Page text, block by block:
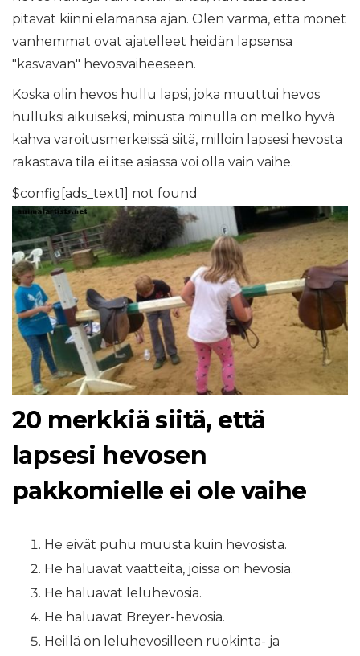
pitävät kiinni elämänsä ajan. Olen varma, että monet
vanhemmat ovat ajatelleet heidän lapsensa
"kasvavan" hevosvaiheeseen.
Koska olin hevos hullu lapsi, joka muuttui hevos
hulluksi aikuiseksi, minusta minulla on melko hyvä
kahva varoitusmerkeissä siitä, milloin lapsesi hevosta
rakastava tila ei itse asiassa voi olla vain vaihe.
$config[ads_text1] not found
20 merkkiä siitä, että
lapsesi hevosen
pakkomielle ei ole vaihe
He eivät puhu muusta kuin hevosista.
He haluavat vaatteita, joissa on hevosia.
He haluavat leluhevosia.
He haluavat Breyer-hevosia.
Heillä on leluhevosilleen ruokinta- ja